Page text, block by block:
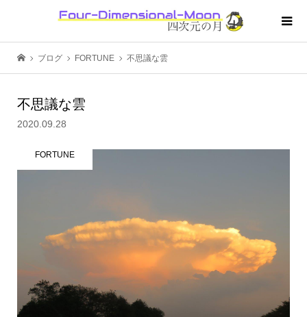
ブログ FORTUNE 不思議な雲
不思議な雲
2020.09.28
FORTUNE